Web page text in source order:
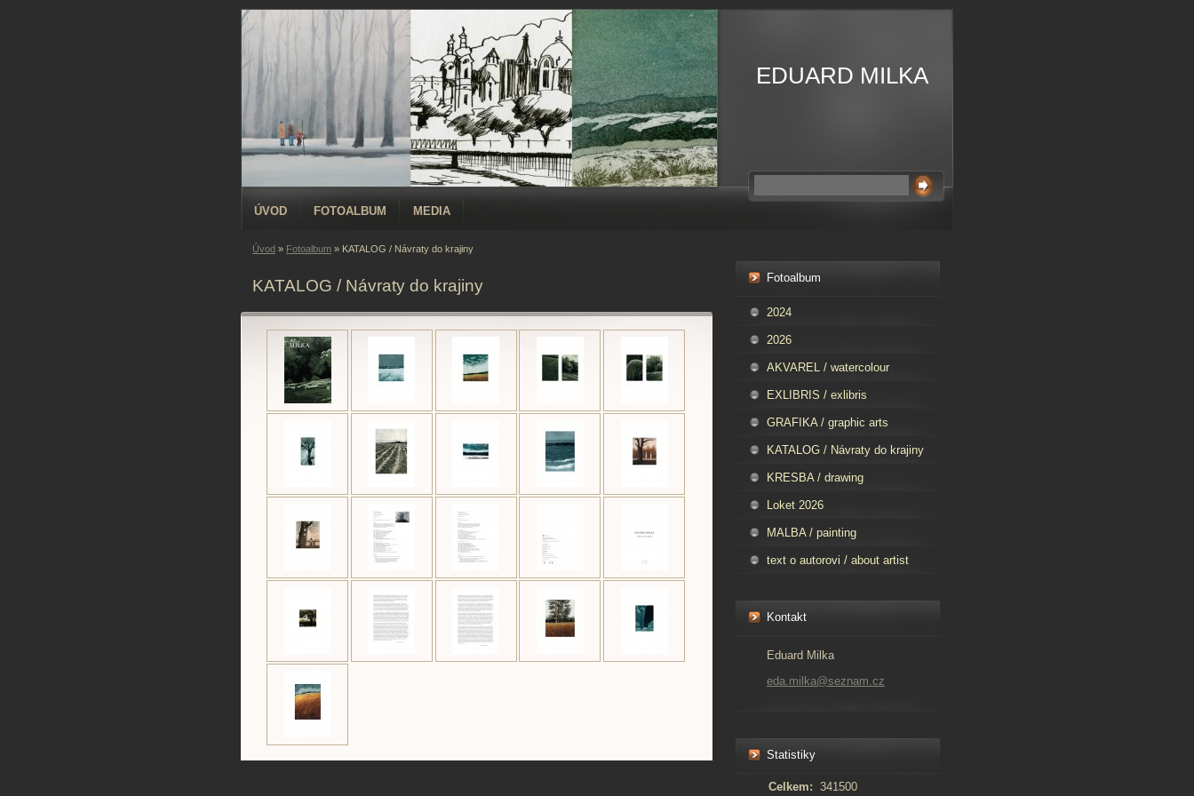
EDUARD MILKA
ÚVOD FOTOALBUM MEDIA
Úvod » Fotoalbum » KATALOG / Návraty do krajiny
KATALOG / Návraty do krajiny Fotoalbum
2024
2026
AKVAREL / watercolour
EXLIBRIS / exlibris
GRAFIKA / graphic arts
KATALOG / Návraty do krajiny
KRESBA / drawing
Loket 2026
MALBA / painting
text o autorovi / about artist
Kontakt
Eduard Milka
eda.milka@seznam.cz
Statistiky
Celkem: 341500